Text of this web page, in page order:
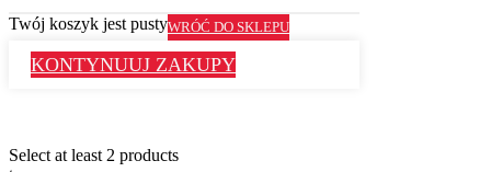
Twój koszyk jest pustyWRÓĆ DO SKLEPU
KONTYNUUJ ZAKUPY
Select at least 2 products